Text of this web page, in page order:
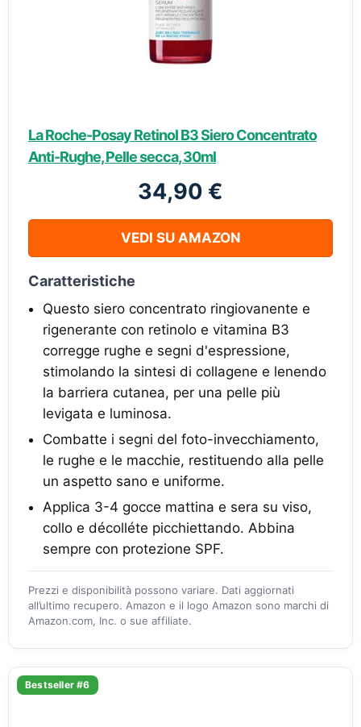
La Roche-Posay Retinol B3 Siero Concentrato
Anti-Rughe, Pelle secca, 30ml
34,90 €
VEDI SU AMAZON
Caratteristiche
Questo siero concentrato ringiovanente e
rigenerante con retinolo e vitamina B3
corregge rughe e segni d'espressione,
stimolando la sintesi di collagene e lenendo
la barriera cutanea, per una pelle più
levigata e luminosa.
Combatte i segni del foto-invecchiamento,
le rughe e le macchie, restituendo alla pelle
un aspetto sano e uniforme.
Applica 3-4 gocce mattina e sera su viso,
collo e décolléte picchiettando. Abbina
sempre con protezione SPF.
Prezzi e disponibilità possono variare. Dati aggiornati
all’ultimo recupero. Amazon e il logo Amazon sono marchi di
Amazon.com, Inc. o sue affiliate.
Bestseller #6